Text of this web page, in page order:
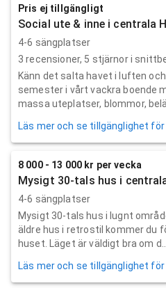
Pris ej tillgängligt
Social ute & inne i centrala
4-6 sängplatser
3 recensioner, 5 stjärnor i
Känn det salta havet i luften
semester i vårt vackra boende
massa uteplatser, blommor,
Läs mer och se tillgänglighet
8 000 - 13 000 kr per vecka
Mysigt 30-tals hus i
4-6 sängplatser
Mysigt 30-tals hus i lugnt
äldre hus i retrostil kommer du
huset. Läget är väldigt bra om d...
Läs mer och se tillgänglighet